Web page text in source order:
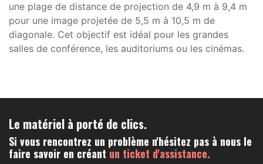
une plage de distance de projection de 4,9 m à 9,4 m
pour une image projetée de 5,5 m à 10,5 m de
diagonale. Cet objectif est idéal pour les grandes
salles de conférence, les auditoriums ou les cinémas.
Le matériel à porté de clics.
Si vous rencontrez un problème n'hésitez pas à nous le
faire savoir en créant un ticket d'assistance.